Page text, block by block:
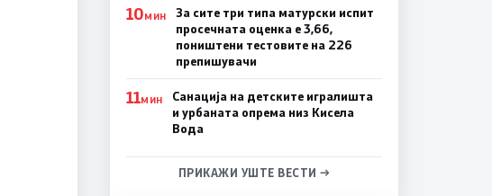
10МИН
За сите три типа матурски испит
просечната оценка е 3,66,
поништени тестовите на 226
препишувачи
11МИН
​Санација на детските игралишта
и урбаната опрема низ Кисела
Вода
ПРИКАЖИ УШТЕ ВЕСТИ →